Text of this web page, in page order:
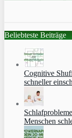
Beliebteste Beiträge
Cognitive
schneller
Menschen